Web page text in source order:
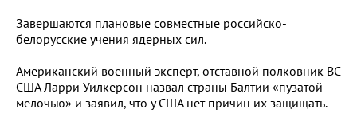
Завершаются плановые совместные российско-
белорусские учения ядерных сил.
Американский военный эксперт, отставной полковник ВС
США Ларри Уилкерсон назвал страны Балтии «пузатой
мелочью» и заявил, что у США нет причин их защищать.